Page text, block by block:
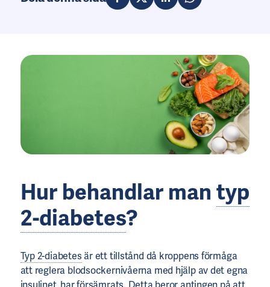
Hur behandlar man typ
2-diabetes?
Typ 2-diabetes är ett tillstånd då kroppens förmåga
att reglera blodsockernivåerna med hjälp av det egna